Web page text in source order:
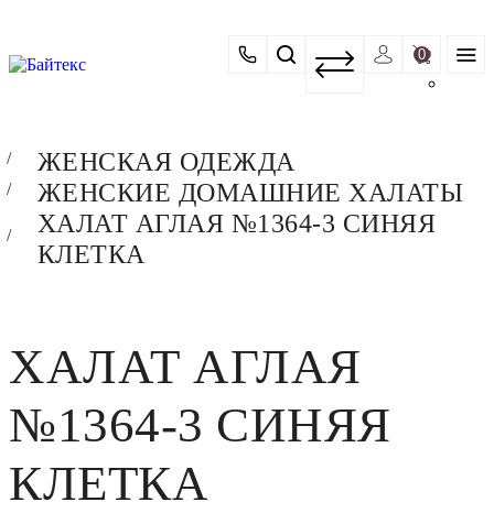
0
ЖЕНСКАЯ ОДЕЖДА
ЖЕНСКИЕ ДОМАШНИЕ ХАЛАТЫ
ХАЛАТ АГЛАЯ №1364-3 СИНЯЯ
КЛЕТКА
ХАЛАТ АГЛАЯ
№1364-3 СИНЯЯ
КЛЕТКА